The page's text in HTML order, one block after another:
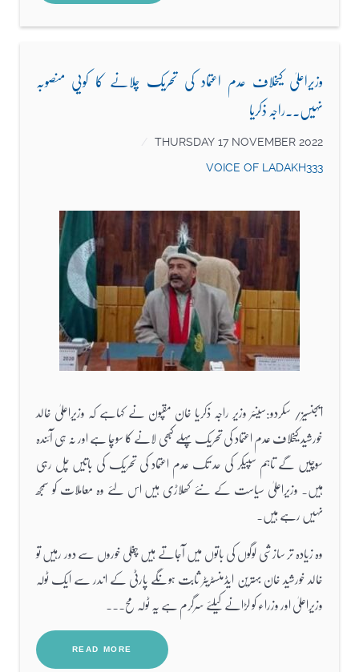
وزیراعلیٰ کیخلاف عدم اعتماد کی تحریک چلانے کا کویی منصوبہ
نہیں۔.راجہ ذکریا
THURSDAY 17 NOVEMBER 2022
VOICE OF LADAKH333
ایجنسیز/ سکردو:سینئر وزیر راجہ ذکریا خان مقپون نے کہاہے کہ وزیراعلیٰ خالد
خورشید کیخلاف عدم اعتماد کی تحریک پہلے کبھی لانے کا سوچا ہے اور نہ ہی آئندہ
سوچیں گے تاہم سپیکر کی حد تک عدم اعتماد کی تحریک کی باتیں چل رہی
ہیں۔ وزیراعلیٰ سیاست کے نئے کھلاڑی ہیں اس لئے وہ معاملات کو سمجھ
نہیں رہے ہیں۔
وہ زیادہ تر سازشی لوگوں کی باتوں میں آجاتے ہیں چغلی خوروں سے دور رہیں تو
خالد خورشید خان بہترین ایڈمنسٹریٹر ثابت ہونگے پارٹی کے اندر سے ایک ٹولہ
وزیراعلیٰ اور وزراء کو لڑانے کیلئے سرگرم ہے یہ ٹولہ مح...
READ MORE